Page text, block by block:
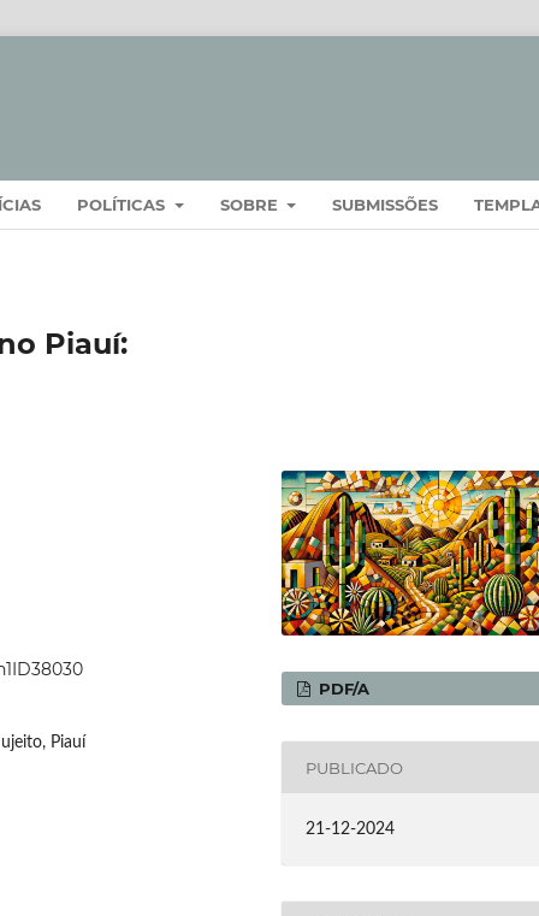
POLÍTICAS SOBRE SUBMISSÕES
Piauí:
Piauí
PDF/A
PUBLICADO
21-12-2024